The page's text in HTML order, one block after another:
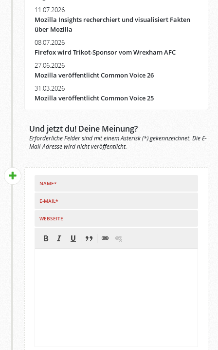
11.07.2026
Mozilla Insights recherchiert und visualisiert Fakten
über Mozilla
08.07.2026
Firefox wird Trikot-Sponsor vom Wrexham AFC
27.06.2026
Mozilla veröffentlicht Common Voice 26
31.03.2026
Mozilla veröffentlicht Common Voice 25
Und jetzt du! Deine Meinung?
Erforderliche Felder sind mit einem Asterisk (*) gekennzeichnet. Die E-
Mail-Adresse wird nicht veröffentlicht.
NAME*
E-MAIL*
WEBSEITE